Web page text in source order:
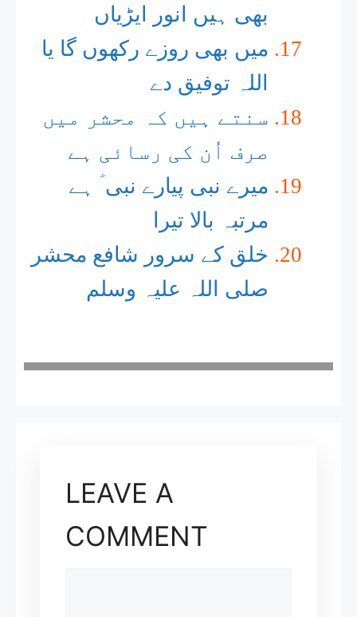
بھی ہیں انور ایڑیاں
میں بھی روزے رکھوں گا یا
اللہ توفیق دے
سنتے ہیں کہ محشر میں
صرف اُن کی رسائی ہے
میرے نبی پیارے نبی ؑ ہے
مرتبہ بالا تیرا
خلق کے سرور شافع محشر
صلی اللہ علیہ وسلم
LEAVE A
COMMENT